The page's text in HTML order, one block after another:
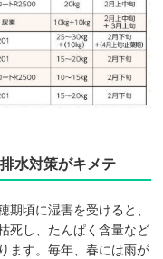
水対策がキメテ
頃に湿害を受けると、
死し、たんぱく含量など
ます。毎年、春には雨が